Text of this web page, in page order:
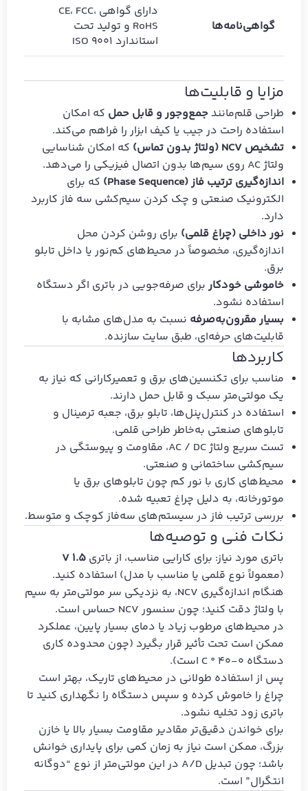
گواهی‌نامه‌ها
دارای گواهی CE، FCC،
RoHS و تولید تحت
استاندارد ISO 9001
مزایا و قابلیت‌ها
طراحی قلم‌مانند جمع‌وجور و قابل حمل که امکان
استفاده راحت در جیب یا کیف ابزار را فراهم می‌کند.
تشخیص NCV (ولتاژ بدون تماس)
که امکان شناسایی
ولتاژ AC روی سیم‌ها بدون اتصال فیزیکی را می‌دهد.
اندازه‌گیری ترتیب فاز (Phase Sequence)
که برای
الکترونیک صنعتی و چک کردن سیم‌کشی سه فاز کاربرد
دارد.
نور داخلی (چراغ قلمی) برای روشن کردن محل
اندازه‌گیری، مخصوصاً در محیط‌های کم‌نور یا داخل تابلو
برق.
خاموشی خودکاربرای صرفه‌جویی در باتری اگر دستگاه
استفاده نشود.
بسیار مقرون‌به‌صرفه نسبت به مدل‌های مشابه با
قابلیت‌های حرفه‌ای، طبق سایت سازنده.
کاربردها
مناسب برای تکنسین‌های برق و تعمیرکارانی که نیاز به
یک مولتی‌متر سبک و قابل حمل دارند.
استفاده در کنترل‌پنل‌ها، تابلو برق، جعبه ترمینال و
تابلوهای صنعتی به‌خاطر طراحی قلمی.
تست سریع ولتاژ AC / DC، مقاومت و پیوستگی در
سیم‌کشی ساختمانی و صنعتی.
محیط‌های کاری با نور کم چون تابلوهای برق یا
موتورخانه، به دلیل چراغ تعبیه شده.
بررسی ترتیب فاز در سیستم‌های سه‌فاز کوچک و متوسط.
نکات فنی و توصیه‌ها
باتری مورد نیاز: برای کارایی مناسب، از باتری 1.5 V
(معمولاً نوع قلمی یا مناسب با مدل) استفاده کنید.
هنگام اندازه‌گیری NCV، به نزدیکی سر مولتی‌متر به سیم
با ولتاژ دقت کنید؛ چون سنسور NCV حساس است.
در محیط‌های مرطوب زیاد یا دمای بسیار پایین، عملکرد
ممکن است تحت تأثیر قرار بگیرد (چون محدوده کاری
دستگاه 0-40 ° C است).
پس از استفاده طولانی در محیط‌های تاریک، بهتر است
چراغ را خاموش کرده و سپس دستگاه را نگهداری کنید تا
باتری زود تخلیه نشود.
برای خواندن دقیق‌تر مقادیر مقاومت بسیار بالا یا خازن
بزرگ، ممکن است نیاز به زمان کمی برای پایداری خوانش
باشد؛ چون تبدیل A/D در این مولتی‌متر از نوع “دوگانه
انتگرال” است.